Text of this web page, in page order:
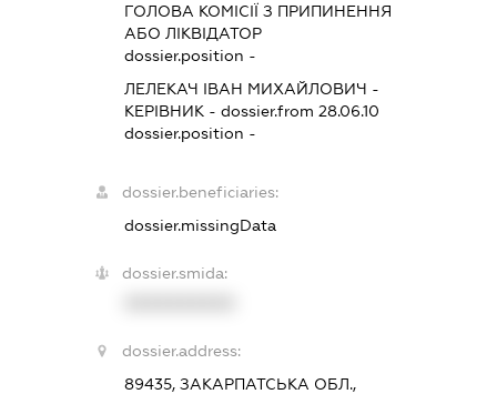
ГОЛОВА КОМІСІЇ З ПРИПИНЕННЯ
АБО ЛІКВІДАТОР
dossier.position -
ЛЕЛЕКАЧ ІВАН МИХАЙЛОВИЧ -
КЕРІВНИК - dossier.from 28.06.10
dossier.position -
dossier.beneficiaries:
dossier.missingData
dossier.smida:
dossier.address:
89435, ЗАКАРПАТСЬКА ОБЛ.,